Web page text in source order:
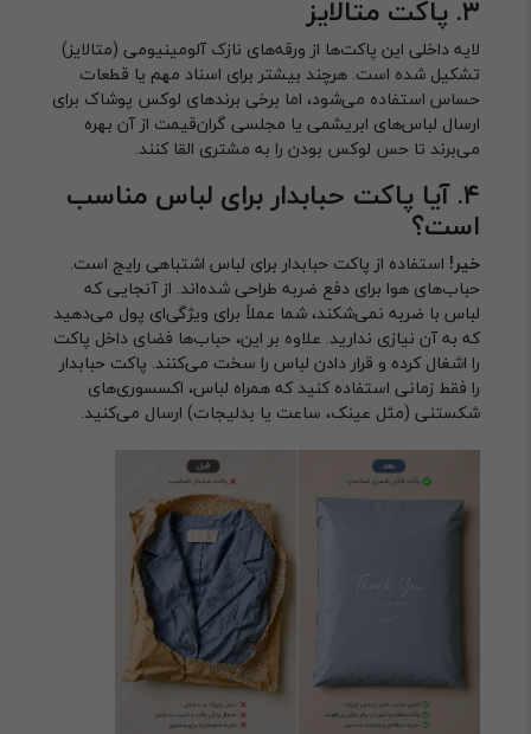
۳. پاکت متالایز
لایه داخلی این پاکت‌ها از ورقه‌های نازک آلومینیومی (متالایز)
تشکیل شده است. هرچند بیشتر برای اسناد مهم یا قطعات
حساس استفاده می‌شود، اما برخی برندهای لوکس پوشاک برای
ارسال لباس‌های ابریشمی یا مجلسی گران‌قیمت از آن بهره
می‌برند تا حس لوکس بودن را به مشتری القا کنند.
۴. آیا پاکت حبابدار برای لباس مناسب
است؟
خیر! استفاده از پاکت حبابدار برای لباس اشتباهی رایج است.
حباب‌های هوا برای دفع ضربه طراحی شده‌اند. از آنجایی که
لباس با ضربه نمی‌شکند، شما عملاً برای ویژگی‌ای پول می‌دهید
که به آن نیازی ندارید. علاوه بر این، حباب‌ها فضای داخل پاکت
را اشغال کرده و قرار دادن لباس را سخت می‌کنند. پاکت حبابدار
را فقط زمانی استفاده کنید که همراه لباس، اکسسوری‌های
شکستنی (مثل عینک، ساعت یا بدلیجات) ارسال می‌کنید.